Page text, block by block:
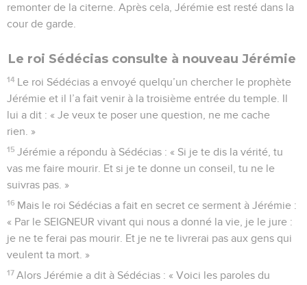
remonter de la citerne. Après cela, Jérémie est resté dans la
cour de garde.
Le roi Sédécias consulte à nouveau Jérémie
14 Le roi Sédécias a envoyé quelqu’un chercher le prophète
Jérémie et il l’a fait venir à la troisième entrée du temple. Il
lui a dit : « Je veux te poser une question, ne me cache
rien. »
15 Jérémie a répondu à Sédécias : « Si je te dis la vérité, tu
vas me faire mourir. Et si je te donne un conseil, tu ne le
suivras pas. »
16 Mais le roi Sédécias a fait en secret ce serment à Jérémie :
« Par le SEIGNEUR vivant qui nous a donné la vie, je le jure :
je ne te ferai pas mourir. Et je ne te livrerai pas aux gens qui
veulent ta mort. »
17 Alors Jérémie a dit à Sédécias : « Voici les paroles du